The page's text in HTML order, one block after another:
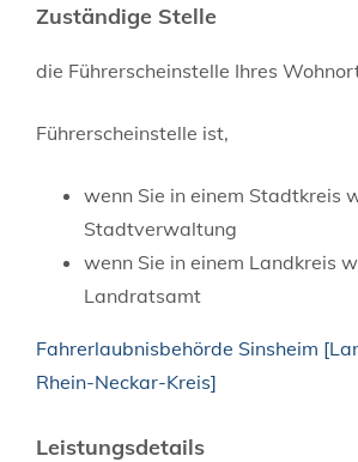
Zuständige Stelle
die Führerscheinstelle Ihres
Führerscheinstelle ist,
wenn Sie in einem Stadtkreis
Stadtverwaltung
wenn Sie in einem Landkreis
Landratsamt
Fahrerlaubnisbehörde Sinsheim
Rhein-Neckar-Kreis]
Leistungsdetails